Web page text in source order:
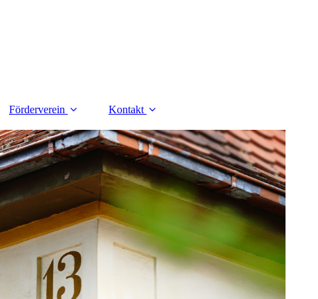
Förderverein Kontakt